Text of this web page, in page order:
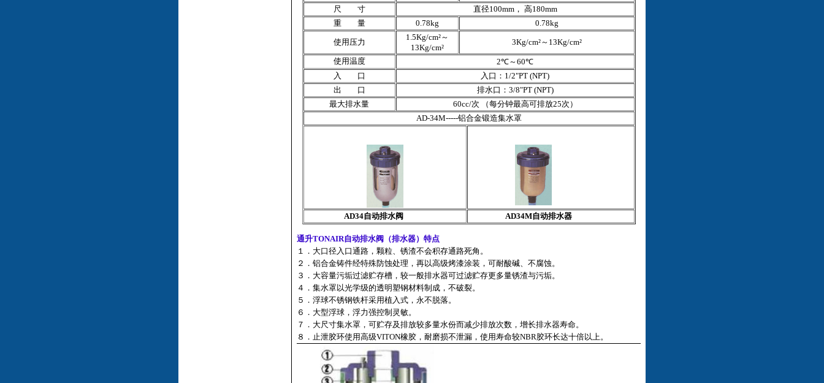
尺 寸
直径100mm， 高180mm
重 量
0.78kg 0.78kg
使用压力
1.5Kg/cm²～
13Kg/cm²
3Kg/cm²～13Kg/cm²
使用温度 2℃～60℃
入 口
入口： 1/2"PT (NPT)
出 口
排水口： 3/8"PT (NPT)
最大排水量
60cc/次 （每分钟最高可排放25次）
AD-34M-----铝合金锻造集水罩
AD34自动排水阀 AD34M自动排水器
通升TONAIR自动排水阀（排水器）特点
１．大口径入口通路，颗粒、锈渣不会积存通路死角。
２．铝合金铸件经特殊防蚀处理，再以高级烤漆涂装，可耐酸碱、不腐蚀。
３．大容量污垢过滤贮存槽，较一般排水器可过滤贮存更多量锈渣与污垢。
４．集水罩以光学级的透明塑钢材料制成，不破裂。
５．浮球不锈钢铁杆采用植入式，永不脱落。
６．大型浮球，浮力强控制灵敏。
７．大尺寸集水罩，可贮存及排放较多量水份而减少排放次数，增长排水器寿命。
８．止泄胶环使用高级VITON橡胶，耐磨损不泄漏，使用寿命较NBR胶环长达十倍以上。